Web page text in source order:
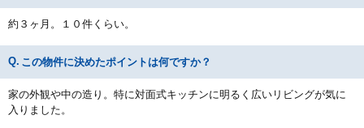
約３ヶ月。１０件くらい。
この物件に決めたポイントは何ですか？
家の外観や中の造り。特に対面式キッチンに明るく広いリビングが気に
入りました。